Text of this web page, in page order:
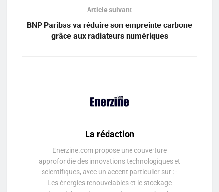
Article suivant
BNP Paribas va réduire son empreinte carbone
grâce aux radiateurs numériques
La rédaction
Enerzine.com propose une couverture
approfondie des innovations technologiques et
scientifiques, avec un accent particulier sur : -
Les énergies renouvelables et le stockage